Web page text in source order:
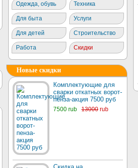
Одежда, обувь Техника
Для быта Услуги
Для детей Строительство
Работа Скидки
Новые скидки
Комплектующие для
сварки откатных ворот-
пенза-акция 7500 руб
7500 rub 13000 rub